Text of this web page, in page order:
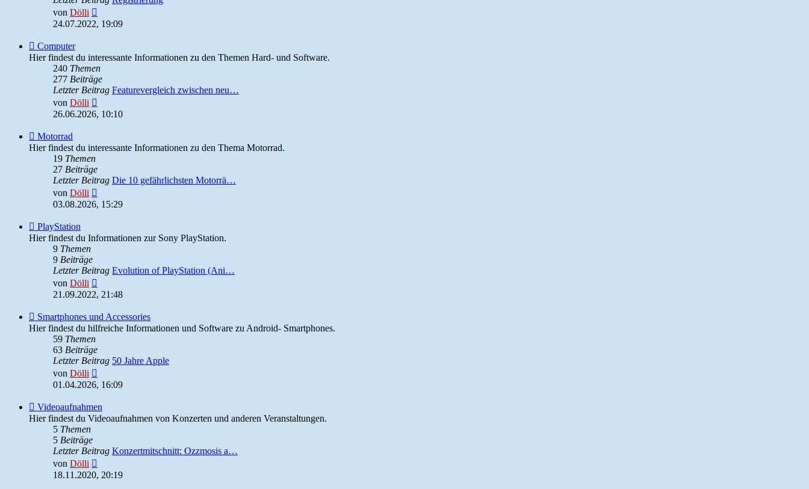
von Dölli
Beitrag
24.07.2022, 19:09
Feed
-
Computer
Computer
Hier findest du interessante Informationen zu den Themen Hard- und Software.
240 Themen
277 Beiträge
Letzter Beitrag Featurevergleich zwischen neu…
von Dölli
Beitrag
26.06.2026, 10:10
Feed
-
Motorrad
Motorrad
Hier findest du interessante Informationen zu den Thema Motorrad.
19 Themen
27 Beiträge
Letzter Beitrag Die 10 gefährlichsten Motorrä…
von Dölli
Beitrag
03.08.2026, 15:29
Feed
-
PlayStation
PlayStation
Hier findest du Informationen zur Sony PlayStation.
9 Themen
9 Beiträge
Letzter Beitrag Evolution of PlayStation (Ani…
von Dölli
Beitrag
21.09.2022, 21:48
Feed
-
Smartphones
Accessories
Smartphones und Accessories
Hier findest du hilfreiche Informationen und Software zu Android- Smartphones.
59 Themen
63 Beiträge
Letzter Beitrag 50 Jahre Apple
von Dölli
Beitrag
01.04.2026, 16:09
Feed
-
Videoaufnahmen
Videoaufnahmen
Hier findest du Videoaufnahmen von Konzerten und anderen Veranstaltungen.
5 Themen
5 Beiträge
Letzter Beitrag Konzertmitschnitt: Ozzmosis a…
von Dölli
Beitrag
18.11.2020, 20:19